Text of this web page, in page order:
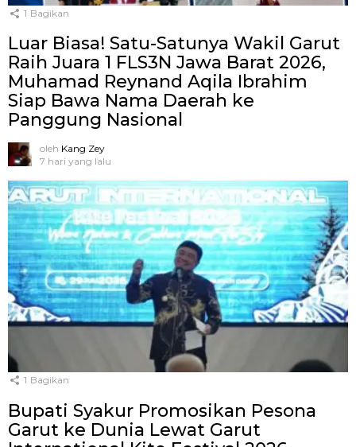
1 Bagikan
Luar Biasa! Satu-Satunya Wakil Garut
Raih Juara 1 FLS3N Jawa Barat 2026,
Muhamad Reynand Aqila Ibrahim
Siap Bawa Nama Daerah ke
Panggung Nasional
oleh Kang Zey
7 hari yang lalu
1 Bagikan
Bupati Syakur Promosikan Pesona
Garut ke Dunia Lewat Garut